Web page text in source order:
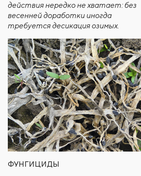
действия нередко не хватает: без
весенней доработки иногда
требуется десикация озимых.
ФУНГИЦИДЫ